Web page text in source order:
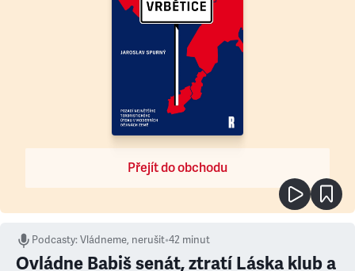
Přejít do obchodu
Podcasty:Vládneme, nerušit•42 minut
Ovládne Babiš senát, ztratí Láska klub a